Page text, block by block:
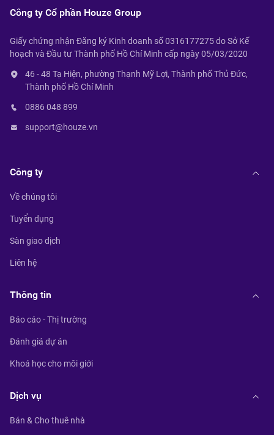
Công ty Cổ phần Houze Group
Giấy chứng nhận Đăng ký Kinh doanh số 0316177275 do Sở Kế
hoạch và Đầu tư Thành phố Hồ Chí Minh cấp ngày 05/03/2020
46 - 48 Tạ Hiện, phường Thạnh Mỹ Lợi, Thành phố Thủ Đức,
Thành phố Hồ Chí Minh
0886 048 899
support@houze.vn
Công ty
Về chúng tôi
Tuyển dụng
Sàn giao dịch
Liên hệ
Thông tin
Báo cáo - Thị trường
Đánh giá dự án
Khoá học cho môi giới
Dịch vụ
Bán & Cho thuê nhà